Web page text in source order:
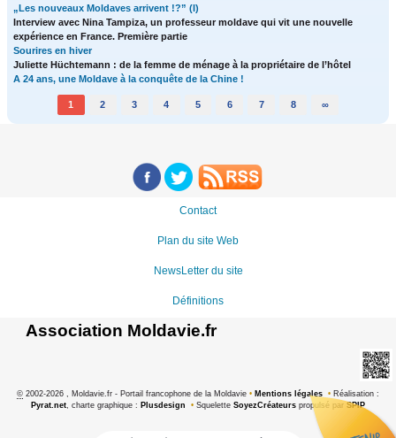
„Les nouveaux Moldaves arrivent !?” (I)
Interview avec Nina Tampiza, un professeur moldave qui vit une nouvelle
expérience en France. Première partie
Sourires en hiver
Juliette Hüchtemann : de la femme de ménage à la propriétaire de l’hôtel
A 24 ans, une Moldave à la conquête de la Chine !
1 2 3 4 5 6 7 8 ∞
Contact
Plan du site Web
NewsLetter du site
Définitions
Association Moldavie.fr
© 2002-2026 , Moldavie.fr - Portail francophone de la Moldavie • Mentions légales • Réalisation :
Pyrat.net, charte graphique : Plusdesign • Squelette SoyezCréateurs propulsé par SPIP